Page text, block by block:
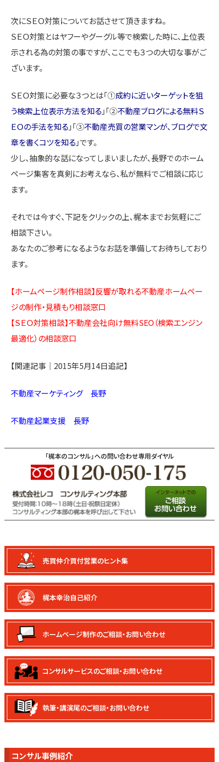
次にＳＥＯ対策についてお話させて頂きますね。
ＳＥＯ対策とはヤフーやグーグル等で検索した時に、上位表
示される為の対策の事ですが、ここでも３つの大切な事がご
ざいます。
ＳＥＯ対策に必要な３つとは「①成約に近いターゲットを狙
う検索上位表示方法を知る 」「②不動産ブログによる無料Ｓ
ＥＯの手法を知る 」「③不動産売買の営業マンが、ブログで文
章を書くコツを知る 」です。
少し、抽象的な話になってしまいましたが、長野でのホーム
ページ集客を真剣にお考えなら、私が無料でご相談に応じ
ます。
それでは今すぐ、下記をクリックの上、梶本までお気軽にご
相談下さい。
あなたのご参考になるようなお話を準備してお待ちしており
ます。
【ホームページ制作相談】反響が取れる不動産ホームペー
ジの制作・見積もり相談窓口
【ＳＥＯ対策相談】不動産会社向け無料SEO（検索エンジン
最適化）の相談窓口
【関連記事｜2015年5月14日追記】
不動産マーケティング 長野
不動産起業支援 長野
「梶本のコンサル」への問い合わせ専用ダイヤル
売買仲介買付営業のヒント集
梶本幸治自己紹介
ホームページ制作のご相談・お問い合わせ
コンサルサービスのご相談・お問い合わせ
執筆・講演尾のご相談・お問い合わせ
コンサル事例紹介